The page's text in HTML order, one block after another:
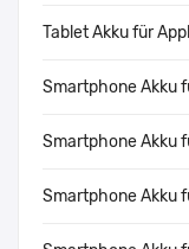
Tablet Akku für
Smartphone Akku
Smartphone Akku
Smartphone Akku